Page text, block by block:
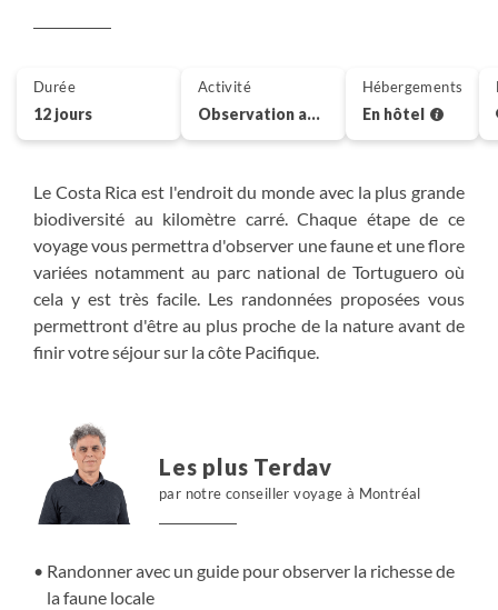
Le Costa Rica est l'endroit du monde avec la plus grande
biodiversité au kilomètre carré. Chaque étape de ce
voyage vous permettra d'observer une faune et une flore
variées notamment au parc national de Tortuguero où
cela y est très facile. Les randonnées proposées vous
permettront d'être au plus proche de la nature avant de
finir votre séjour sur la côte Pacifique.
Les plus Terdav
par notre conseiller voyage à Montréal
Randonner avec un guide pour observer la richesse de
la faune locale
Durée
12 jours
Activité
Observation animalière
Hébergements
En hôtel